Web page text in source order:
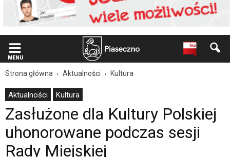
Kultury
Polskiej
uhonorowane
podczas
sesji
Rady
Miejskiej
Oficjalna
strona
Miasta
Gminy
Piaseczno".
MENU
Strona główna Aktualności Kultura
Aktualności Kultura
Zasłużone dla Kultury Polskiej
uhonorowane podczas sesji
Rady Miejskiej